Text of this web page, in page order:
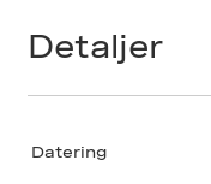
Detaljer
Datering